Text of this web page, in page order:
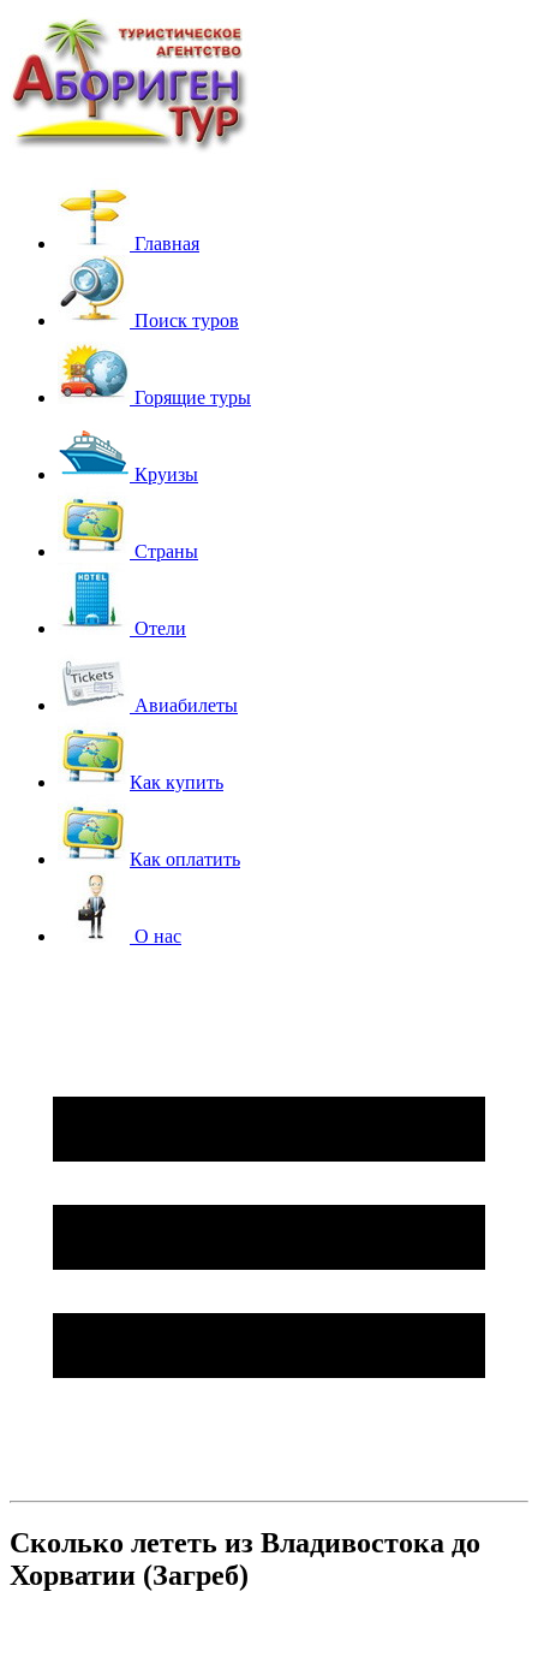
Главная
Поиск туров
Горящие туры
Круизы
Страны
Отели
Авиабилеты
Как купить
Как оплатить
О нас
Сколько лететь из Владивостока до
Хорватии (Загреб)